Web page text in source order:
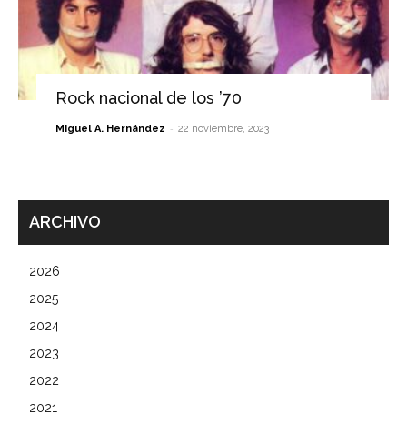
Rock nacional de los ’70
Miguel A. Hernández - 22 noviembre, 2023
ARCHIVO
2026
2025
2024
2023
2022
2021